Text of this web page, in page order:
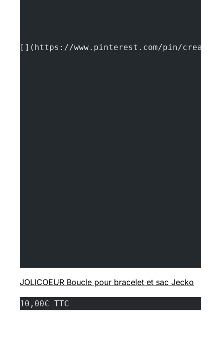
[](https://www.pinterest.com/pin/create/
JOLICOEUR Boucle pour bracelet et sac Jecko
10,00€ TTC